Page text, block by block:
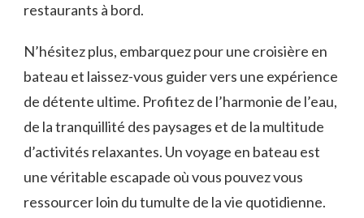
⁣restaurants à‍ bord.
N’hésitez plus, embarquez pour une croisière en
bateau et laissez-vous guider vers une expérience
de détente‌ ultime. Profitez de l’harmonie de l’eau,
de la tranquillité⁢ des paysages et de la multitude
d’activités relaxantes. Un voyage en bateau est
une véritable escapade où vous ‌pouvez vous
ressourcer loin du ​tumulte de⁢ la vie quotidienne. ​